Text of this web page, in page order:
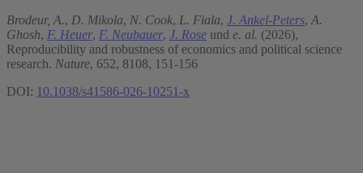
Brodeur, A., D. Mikola, N. Cook, L. Fiala, J. Ankel-Peters, A.
Ghosh, F. Heuer, F. Neubauer, J. Rose und e. al. (2026),
Reproducibility and robustness of economics and political science
research. Nature, 652, 8108, 151-156
DOI: 10.1038/s41586-026-10251-x